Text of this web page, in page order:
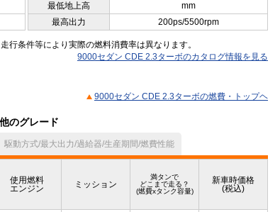
最低地上高
mm
最高出力 200ps/5500rpm
条件等により実際の燃料消費率は異なります。
9000セダン CDE 2.3ターボのカタログ情報を見る
9000セダン CDE 2.3ターボの燃費・トップヘ
のグレード
駆動方式/最大出力/過給器/生産期間/燃費性能
使用燃料
エンジン
ミッション
満タンで
どこまで走る？
(燃費xタンク容量)
新車時価格
(税込)